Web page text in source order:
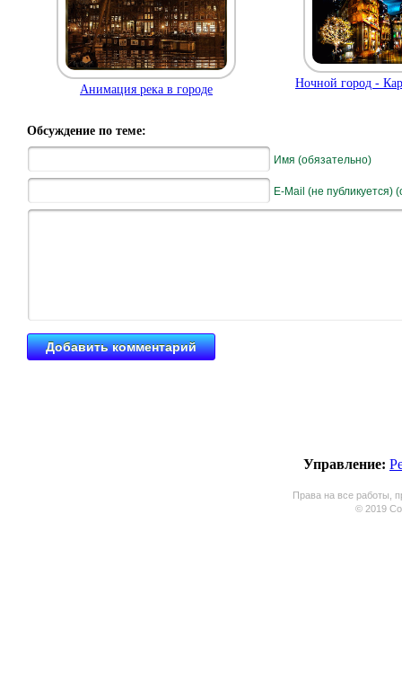
Анимация река в городе Ночной город -
Обсуждение по теме:
Имя (обязательно)
E-Mail (не публикуется)
Управление:
Права на все работы,
© 2019